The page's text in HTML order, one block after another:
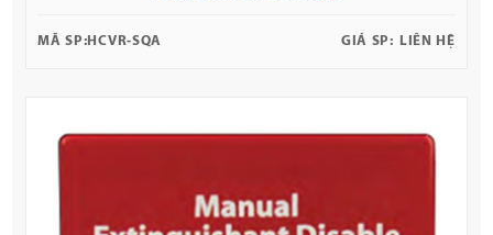
MÃ SP: HCVR-SQA GIÁ SP: LIÊN HỆ